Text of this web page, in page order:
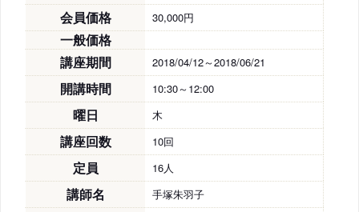
会員価格 30,000円
一般価格
講座期間
2018/04/12～2018/06/21
開講時間 10:30～12:00
曜日 木
講座回数 10回
定員 16人
講師名 手塚朱羽子